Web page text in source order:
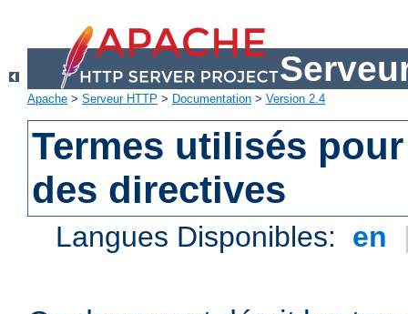
Apache > Serveur HTTP > Documentation > Version 2.4
Termes utilisés
des directives
Langues Disponibles: en